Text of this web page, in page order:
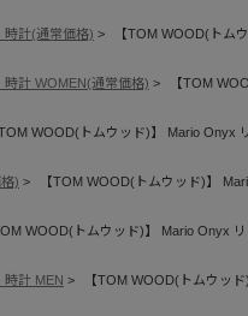
時計(通常価格) 【TOM WOOD(トム
時計 WOMEN(通常価格) 【TOM
TOM WOOD(トムウッド)】 Mario Onyx
) 【TOM WOOD(トムウッド)】
WOOD(トムウッド)】 Mario Onyx
時計 MEN 【TOM WOOD(トムウッ